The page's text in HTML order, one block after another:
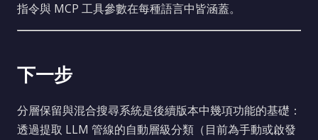
指令與 MCP 工具參數在每種語言中皆涵蓋。
下一步
分層保留與混合搜尋系統是後續版本中幾項功能的基礎：
透過提取 LLM 管線的自動層級分類（目前為手動或啟發